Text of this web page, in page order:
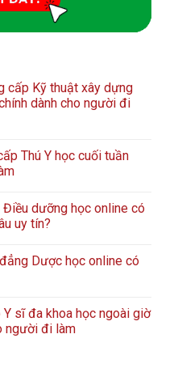
cấp Kỹ thuật xây dựng
dành cho người đi
Thú Y học cuối tuần
Điều dưỡng học online có
uy tín?
Dược học online có
Y sĩ đa khoa học ngoài giờ
người đi làm